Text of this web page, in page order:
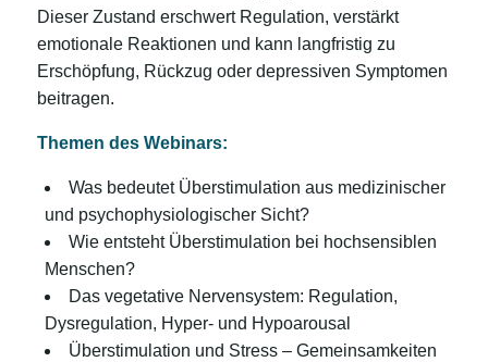
Dieser Zustand erschwert Regulation, verstärkt
emotionale Reaktionen und kann langfristig zu
Erschöpfung, Rückzug oder depressiven Symptomen
beitragen.
Themen des Webinars:
Was bedeutet Überstimulation aus medizinischer
und psychophysiologischer Sicht?
Wie entsteht Überstimulation bei hochsensiblen
Menschen?
Das vegetative Nervensystem: Regulation,
Dysregulation, Hyper- und Hypoarousal
Überstimulation und Stress – Gemeinsamkeiten